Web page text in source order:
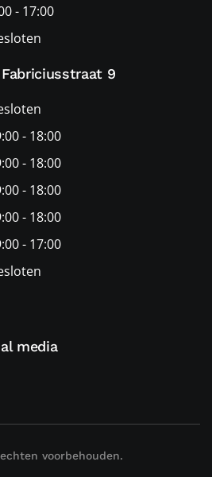
- 17:00
9
- 18:00
- 18:00
- 18:00
- 18:00
- 17:00
media
voorbehouden.